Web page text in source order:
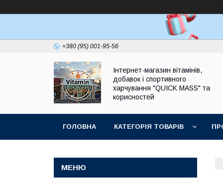
+380 (95) 001-95-56
Інтернет-магазин вітамінів,
добавок і спортивного
харчування "QUICK MASS" та
корисностей
ГОЛОВНА КАТЕГОРІЯ ТОВАРІВ